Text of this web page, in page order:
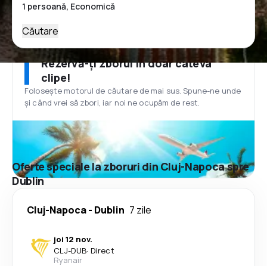
Căutare
Rezervă-ți zborul în doar câteva
clipe!
Folosește motorul de căutare de mai sus. Spune-ne unde
și când vrei să zbori, iar noi ne ocupăm de rest.
Oferte speciale la zboruri din Cluj-Napoca spre
Dublin
Cluj-Napoca- Dublin 7 zile
joi 12 nov.
CLJ-DUB· Direct
Ryanair